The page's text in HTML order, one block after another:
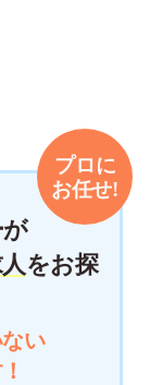
をお探
い